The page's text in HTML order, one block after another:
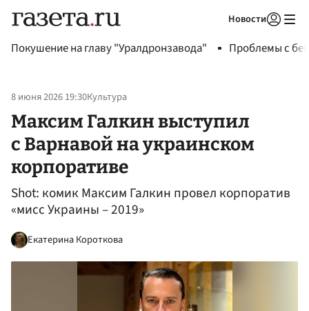
Новости
Покушение на главу "Уралдронзавода" Проблемы с
8 июня 2026 19:30Культура
Максим Галкин выступил
с Варнавой на украинском
корпоративе
Shot: комик Максим Галкин провел корпоратив
«мисс Украины – 2019»
Екатерина Короткова